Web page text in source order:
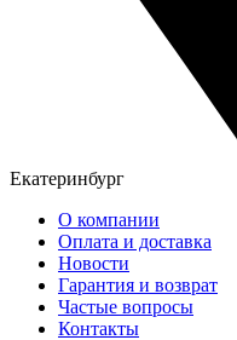
Екатеринбург
О компании
Оплата и доставка
Новости
Гарантия и возврат
Частые вопросы
Контакты